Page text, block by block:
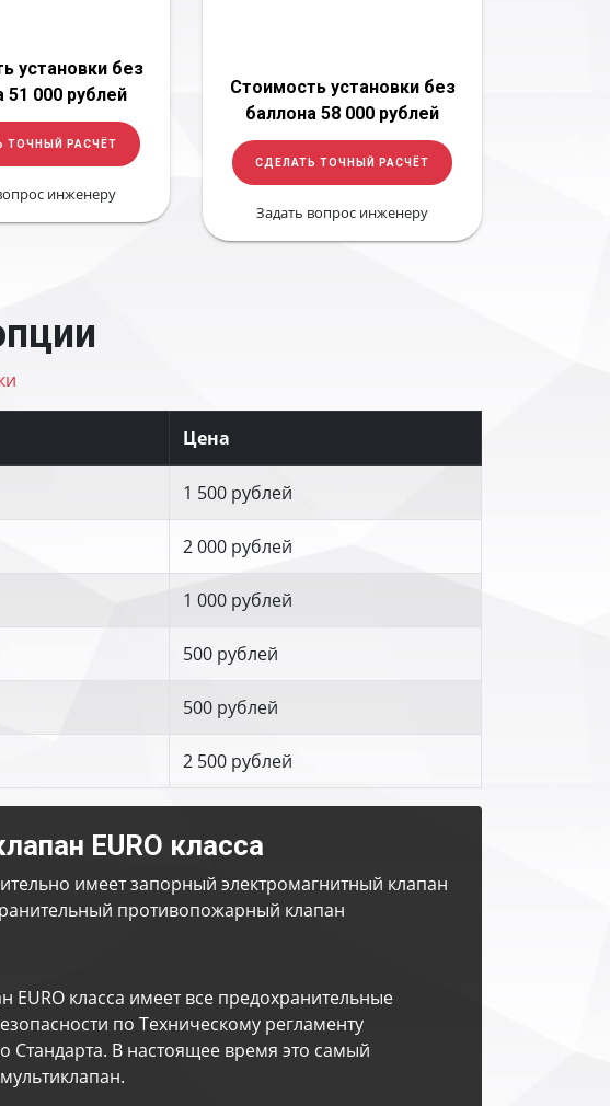
установки без
51 000 рублей
ТОЧНЫЙ РАСЧЁТ
инженеру
Стоимость установки без
баллона 58 000 рублей
СДЕЛАТЬ ТОЧНЫЙ РАСЧЁТ
Задать вопрос инженеру
Цена
1 500 рублей
2 000 рублей
1 000 рублей
500 рублей
500 рублей
2 500 рублей
EURO класса
имеет запорный электромагнитный клапан
противопожарный клапан
EURO класса имеет все предохранительные
по Техническому регламенту
Стандарта. В настоящее время это самый